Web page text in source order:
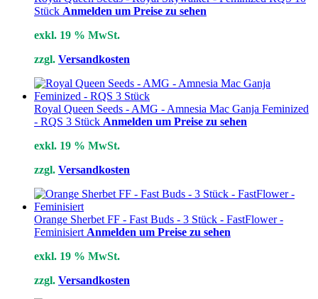
Stück Anmelden um Preise zu sehen
exkl. 19 % MwSt.
zzgl. Versandkosten
Royal Queen Seeds - AMG - Amnesia Mac Ganja Feminized
- RQS 3 Stück Anmelden um Preise zu sehen
exkl. 19 % MwSt.
zzgl. Versandkosten
Orange Sherbet FF - Fast Buds - 3 Stück - FastFlower -
Feminisiert Anmelden um Preise zu sehen
exkl. 19 % MwSt.
zzgl. Versandkosten